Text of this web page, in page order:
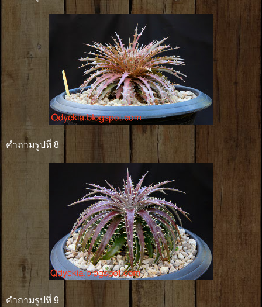
คำถามรูปที่ 8
คำถามรูปที่ 9